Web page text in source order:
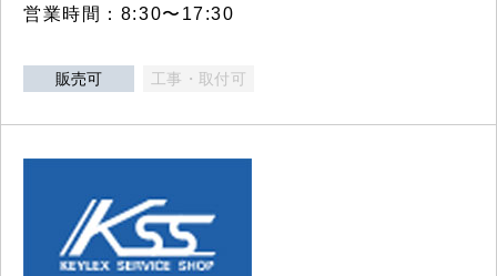
営業時間：8:30〜17:30
販売可 工事・取付可